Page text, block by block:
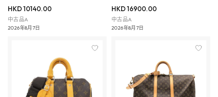
HKD 10140.00
中古品A
2026年8月7日
HKD 16900.00
中古品A
2026年8月7日